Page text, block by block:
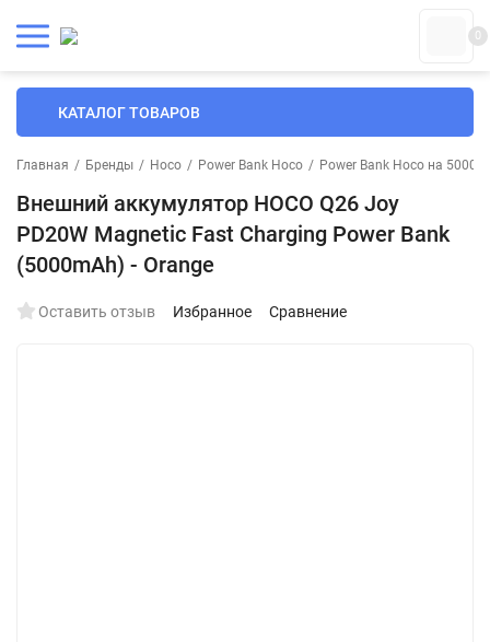
0
КАТАЛОГ ТОВАРОВ
Главная / Бренды / Hoco / Power Bank Hoco / Power Bank Hoco на 5000
Внешний аккумулятор HOCO Q26 Joy
PD20W Magnetic Fast Charging Power Bank
(5000mAh) - Orange
Оставить отзыв Избранное Сравнение